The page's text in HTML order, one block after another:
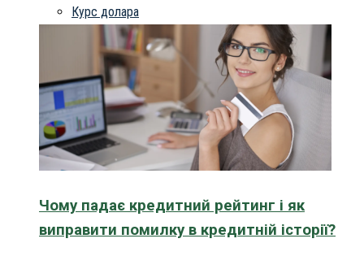
Курс долара
Чому падає кредитний рейтинг і як
виправити помилку в кредитній історії?